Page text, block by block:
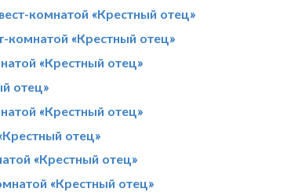
комнатой «Крестный отец»
комнатой «Крестный отец»
«Крестный отец»
отец»
«Крестный отец»
отец»
«Крестный отец»
«Крестный отец»